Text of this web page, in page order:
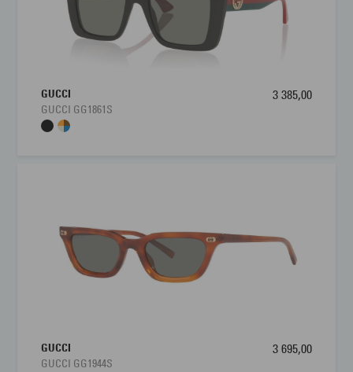
GUCCI
GUCCI GG1861S
3 385,00
GUCCI
GUCCI GG1944S
3 695,00